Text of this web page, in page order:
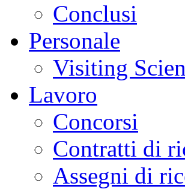
Conclusi
Personale
Visiting
Lavoro
Concorsi
Contratti di
Assegni di